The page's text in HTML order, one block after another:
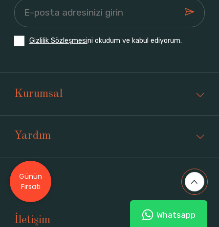
Gizlilik Sözleşmesini okudum ve kabul ediyorum.
Kurumsal
Yardım
Üyelik
İletişim Whatsapp
Günün
Fırsatı